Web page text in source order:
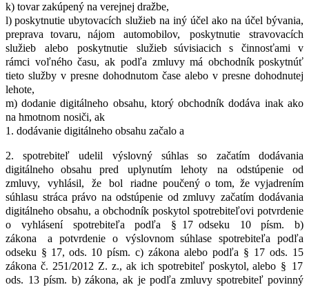
k) tovar zakúpený na verejnej dražbe,
l) poskytnutie ubytovacích služieb na iný účel ako na účel bývania,
preprava
tovaru, nájom automobilov, poskytnutie
stravovacích
služieb
alebo poskytnutie služieb súvisiacich s činnosťami
v
rámci voľného času, ak podľa zmluvy má obchodník poskytnúť
tieto služby v presne dohodnutom čase alebo v presne dohodnutej
lehote,
m) dodanie digitálneho obsahu, ktorý obchodník dodáva inak ako
na hmotnom nosiči, ak
1. dodávanie digitálneho obsahu začalo a
2. spotrebiteľ udelil výslovný súhlas so začatím
dodávania
digitálneho
obsahu pred uplynutím lehoty na odstúpenie
od
zmluvy,
vyhlásil, že bol riadne poučený o tom, že vyjadrením
súhlasu stráca právo na odstúpenie od zmluvy začatím dodávania
digitálneho obsahu, a obchodník poskytol spotrebiteľovi potvrdenie
o
vyhlásení spotrebiteľa podľa § 17 odseku 10 písm.
b)
zákona
a potvrdenie o výslovnom súhlase spotrebiteľa
podľa
odseku § 17, ods. 10 písm. c) zákona alebo podľa § 17 ods. 15
zákona č. 251/2012 Z. z., ak ich spotrebiteľ poskytol, alebo § 17
ods. 13 písm. b) zákona, ak je podľa zmluvy spotrebiteľ povinný